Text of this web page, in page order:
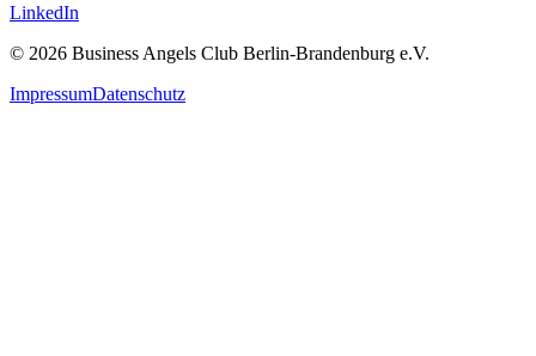
LinkedIn
© 2026 Business Angels Club Berlin-Brandenburg e.V.
ImpressumDatenschutz